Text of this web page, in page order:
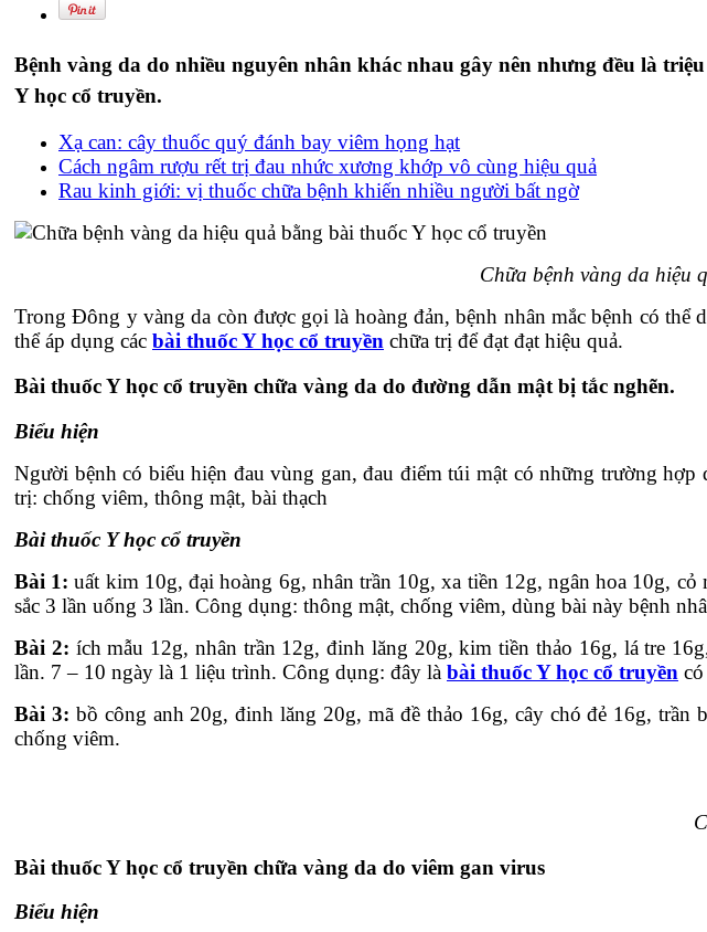
Bệnh vàng da do nhiều nguyên nhân khác nhau gây nên nhưng đều là
Y học cổ truyền.
Xạ can: cây thuốc quý đánh bay viêm họng hạt
Cách ngâm rượu rết trị đau nhức xương khớp vô cùng hiệu quả
Rau kinh giới: vị thuốc chữa bệnh khiến nhiều người bất ngờ
Chữa bệnh vàng da hiệu
Trong Đông y vàng da còn được gọi là hoàng đản, bệnh nhân mắc bệnh có
thể áp dụng các bài thuốc Y học cổ truyền chữa trị để đạt đạt hiệu quả.
Bài thuốc Y học cổ truyền chữa vàng da do đường dẫn mật bị tắc nghẽn.
Biểu hiện
Người bệnh có biểu hiện đau vùng gan, đau điểm túi mật có những trường
trị: chống viêm, thông mật, bài thạch
Bài thuốc Y học cổ truyền
Bài 1: uất kim 10g, đại hoàng 6g, nhân trần 10g, xa tiền 12g, ngân hoa 10g,
sắc 3 lần uống 3 lần. Công dụng: thông mật, chống viêm, dùng bài này bệnh
Bài 2: ích mẫu 12g, nhân trần 12g, đinh lăng 20g, kim tiền thảo 16g, lá tre
lần. 7 – 10 ngày là 1 liệu trình. Công dụng: đây là bài thuốc Y học cổ truyền
Bài 3: bồ công anh 20g, đinh lăng 20g, mã đề thảo 16g, cây chó đẻ 16g,
chống viêm.
Bài thuốc Y học cổ truyền chữa vàng da do viêm gan virus
Biểu hiện